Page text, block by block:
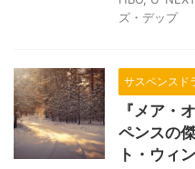
ズ・デップ
サスペンスド
『メア・
ペンスの
ト・ウィ